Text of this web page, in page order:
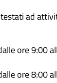
ad
ore 9:00
ore 8:00